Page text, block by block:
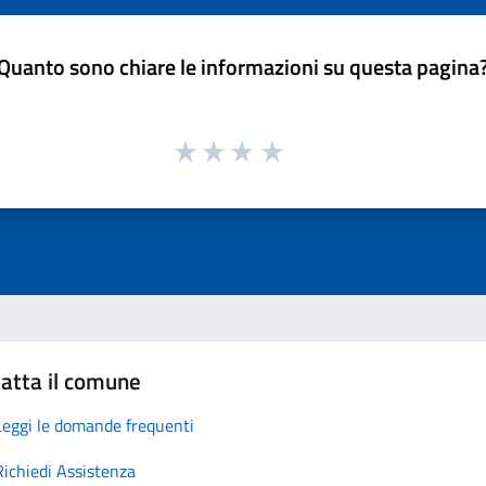
sono chiare le informazioni su questa
il comune
le domande frequenti
Assistenza